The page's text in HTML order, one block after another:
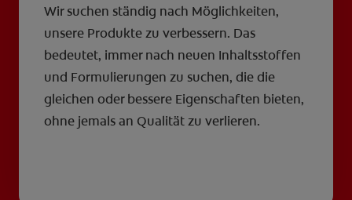
Wir suchen ständig nach Möglichkeiten,
unsere Produkte zu verbessern. Das
bedeutet, immer nach neuen Inhaltsstoffen
und Formulierungen zu suchen, die die
gleichen oder bessere Eigenschaften bieten,
ohne jemals an Qualität zu verlieren.